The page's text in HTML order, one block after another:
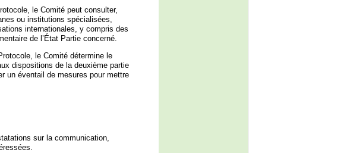
le Comité peut consulter,
ou institutions spécialisées,
internationales, y compris des
de l’État Partie concerné.
le Comité détermine le
dispositions de la deuxième partie
un éventail de mesures pour mettre
sur la communication,